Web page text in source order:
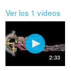
Ver los 1 vídeos
2:33